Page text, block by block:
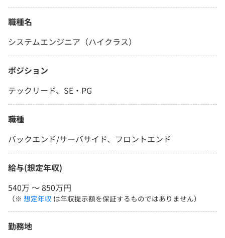
職種名
システムエンジニア（ハイクラス）
ポジション
テックリード、SE・PG
職種
バックエンド/サーバサイド、フロントエンド
給与(想定年収)
540万 〜 850万円
（※ 想定年収 は年収提示額を保証するものではありません）
勤務地